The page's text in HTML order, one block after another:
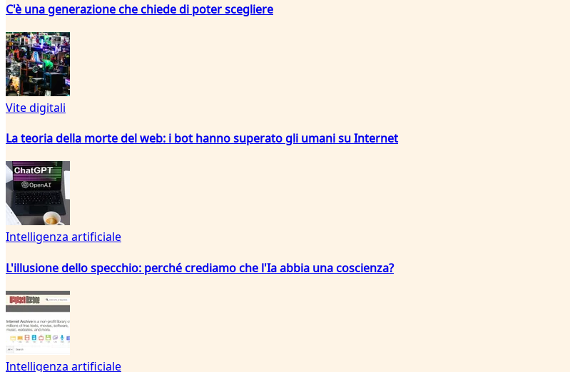
C'è una generazione che chiede di poter scegliere
Vite digitali
La teoria della morte del web: i bot hanno superato gli umani su Internet
Intelligenza artificiale
L'illusione dello specchio: perché crediamo che l'Ia abbia una coscienza?
Intelligenza artificiale